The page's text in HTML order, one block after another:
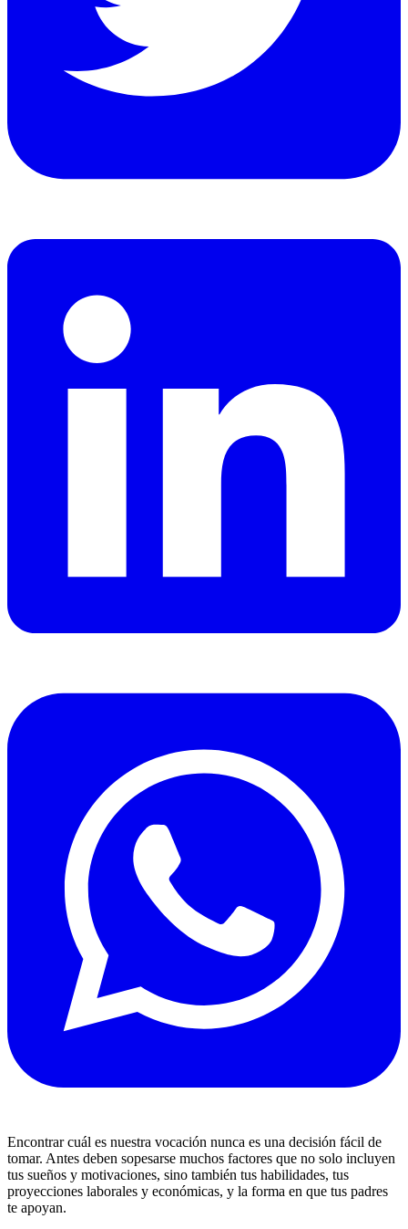
Encontrar cuál es nuestra vocación nunca es una decisión fácil de
tomar. Antes deben sopesarse muchos factores que no solo incluyen
tus sueños y motivaciones, sino también tus habilidades, tus
proyecciones laborales y económicas, y la forma en que tus padres
te apoyan.